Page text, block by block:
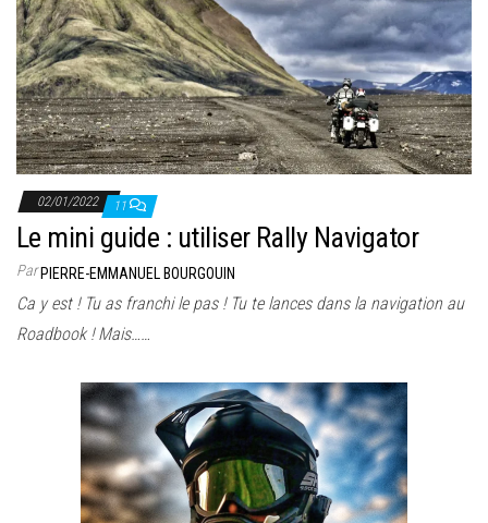
02/01/2022 11
Le mini guide : utiliser Rally Navigator
ParPIERRE-EMMANUEL BOURGOUIN
Ca y est ! Tu as franchi le pas ! Tu te lances dans la navigation au
Roadbook ! Mais……